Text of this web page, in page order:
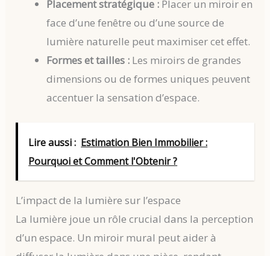
Placement stratégique : Placer un miroir en
face d’une fenêtre ou d’une source de
lumière naturelle peut maximiser cet effet.
Formes et tailles : Les miroirs de grandes
dimensions ou de formes uniques peuvent
accentuer la sensation d’espace.
Lire aussi : Estimation Bien Immobilier :
Pourquoi et Comment l'Obtenir ?
L’impact de la lumière sur l’espace
La lumière joue un rôle crucial dans la perception
d’un espace. Un miroir mural peut aider à